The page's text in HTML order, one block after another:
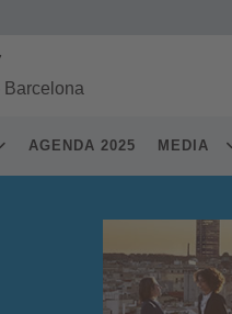
Barcelona
AGENDA 2025 MEDIA